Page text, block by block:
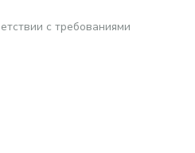
с требованиями